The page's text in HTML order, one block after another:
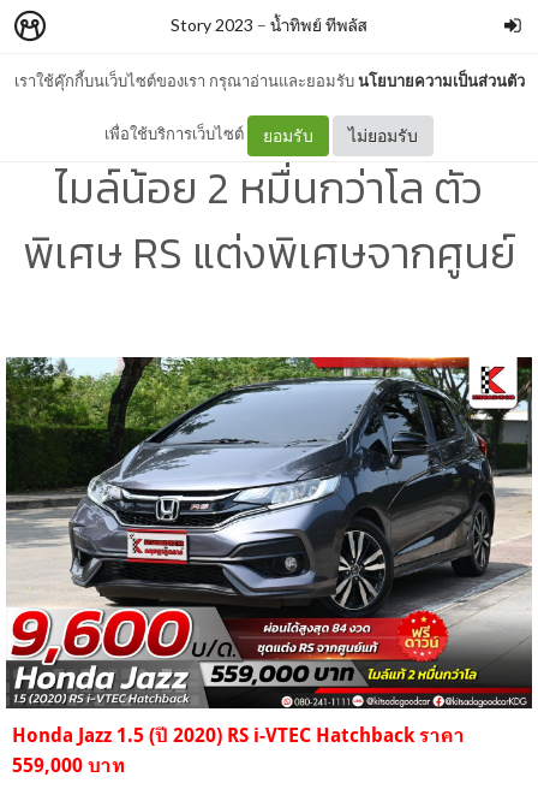
เราใช้คุ๊กกี้บนเว็บไซต์ของเรา กรุณาอ่านและยอมรับนโยบายความเป็นส่วนตัว
เพื่อใช้บริการเว็บไซต์ ยอมรับ ไม่ยอมรับ
Story 2023 – น้ำทิพย์ ทีพลัส
Honda Jazz มือสอง ปี 2020
ไมล์น้อย 2 หมื่นกว่าโล ตัว
พิเศษ RS แต่งพิเศษจากศูนย์
Honda Jazz 1.5 (ปี 2020) RS i-VTEC Hatchback ราคา
559,000 บาท